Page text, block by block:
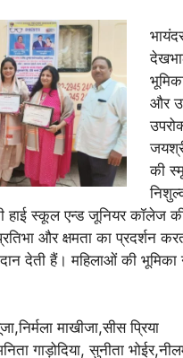
और
की
स्कूल एन्ड जूनियर कॉलेज की
प्रतिभा और क्षमता का
देती हैं। महिलाओं की
माखीजा,सीस प्रिया
गाड़ोदिया, सुनीता